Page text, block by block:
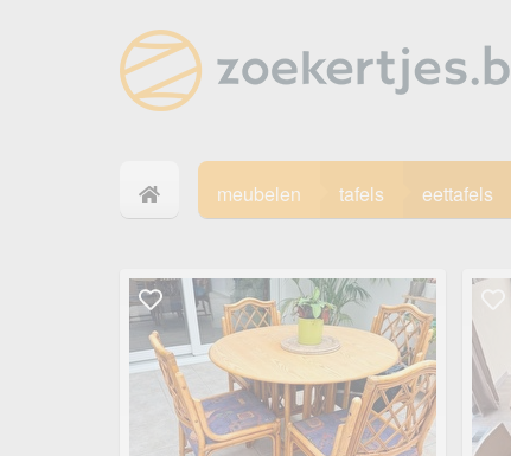
meubelen tafels eettafels